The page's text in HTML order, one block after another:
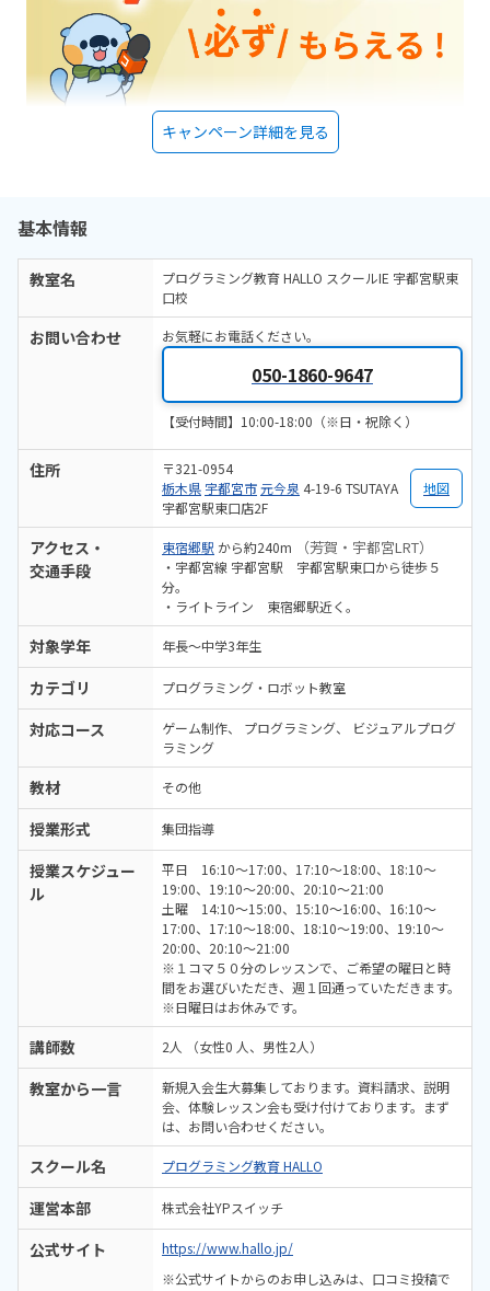
キャンペーン詳細を見る
基本情報
教室名
プログラミング教育 HALLO スクールIE 宇都宮駅東
口校
お問い合わせ お気軽にお電話ください。
050-1860-9647
【受付時間】10:00-18:00（※日・祝除く）
住所
〒321-0954
栃木県 宇都宮市元今泉 4-19-6 TSUTAYA
宇都宮駅東口店2F
地図
アクセス・
交通手段
東宿郷駅 から約240m （芳賀・宇都宮LRT）
・宇都宮線 宇都宮駅 宇都宮駅東口から徒歩５
分。
・ライトライン 東宿郷駅近く。
対象学年 年長～中学3年生
カテゴリ プログラミング・ロボット教室
対応コース ゲーム制作 プログラミング
ビジュアルプログ
ラミング
教材 その他
授業形式 集団指導
授業スケジュー
ル
平日 16:10～17:00、17:10～18:00、18:10～
19:00、19:10～20:00、20:10～21:00
土曜 14:10～15:00、15:10～16:00、16:10～
17:00、17:10～18:00、18:10～19:00、19:10～
20:00、20:10～21:00
※１コマ５０分のレッスンで、ご希望の曜日と時
間をお選びいただき、週１回通っていただきます。
※日曜日はお休みです。
講師数 2人 （女性0 人、男性2人）
教室から一言
新規入会生大募集しております。資料請求、説明
会、体験レッスン会も受け付けております。まず
は、お問い合わせください。
スクール名 プログラミング教育 HALLO
運営本部 株式会社YPスイッチ
公式サイト
https://www.hallo.jp/
※公式サイトからのお申し込みは、口コミ投稿で